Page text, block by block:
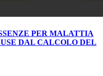
PER MALATTIA
DAL CALCOLO DEL